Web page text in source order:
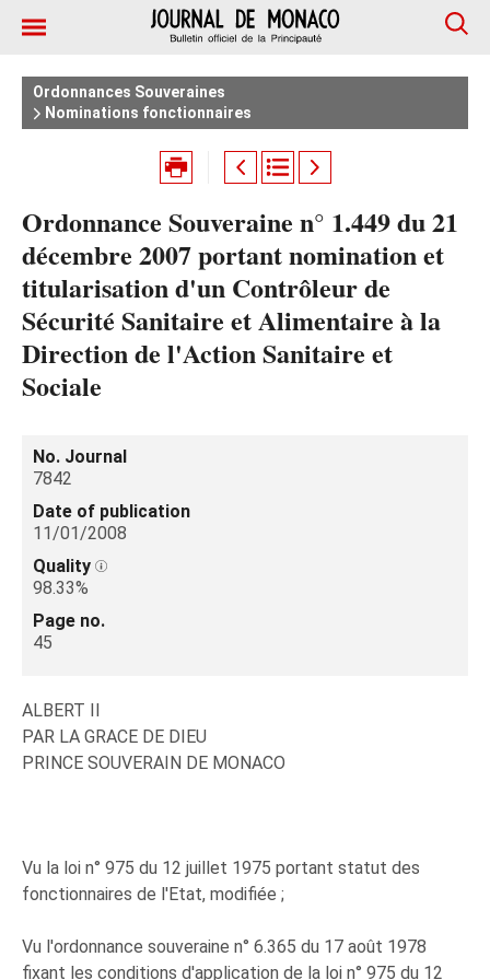
Ordonnances Souveraines
Nominations fonctionnaires
Ordonnance Souveraine n° 1.449 du 21
décembre 2007 portant nomination et
titularisation d'un Contrôleur de
Sécurité Sanitaire et Alimentaire à la
Direction de l'Action Sanitaire et
Sociale
No. Journal
7842
Date of publication
11/01/2008
Quality
98.33%
Page no.
45
ALBERT II
PAR LA GRACE DE DIEU
PRINCE SOUVERAIN DE MONACO
Vu la loi n° 975 du 12 juillet 1975 portant statut des
fonctionnaires de l'Etat, modifiée ;
Vu l'ordonnance souveraine n° 6.365 du 17 août 1978
fixant les conditions d'application de la loi n° 975 du 12